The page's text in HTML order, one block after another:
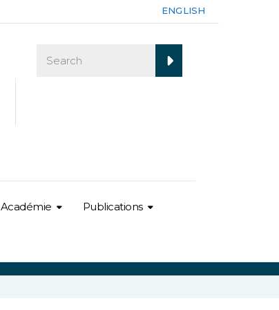
ENGLISH
Académie Publications